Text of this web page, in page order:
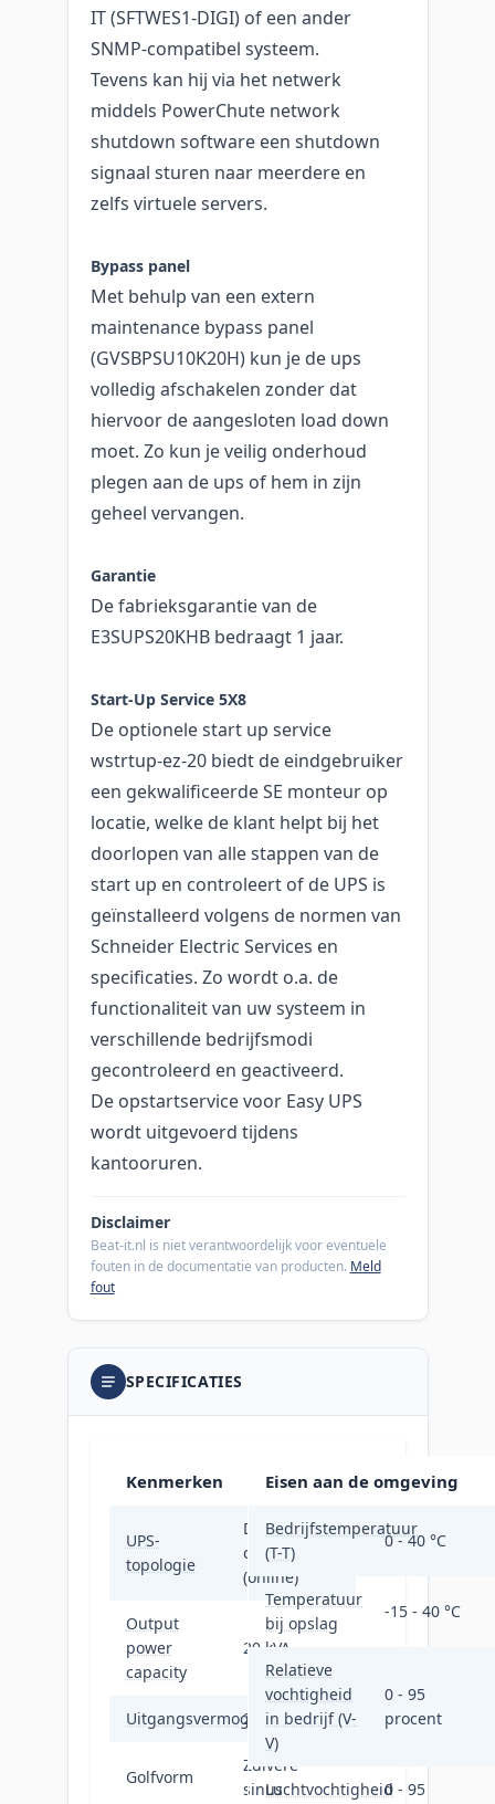
IT (SFTWES1-DIGI) of een ander
SNMP-compatibel systeem.
Tevens kan hij via het netwerk
middels PowerChute network
shutdown software een shutdown
signaal sturen naar meerdere en
zelfs virtuele servers.
Bypass panel
Met behulp van een extern
maintenance bypass panel
(GVSBPSU10K20H) kun je de ups
volledig afschakelen zonder dat
hiervoor de aangesloten load down
moet. Zo kun je veilig onderhoud
plegen aan de ups of hem in zijn
geheel vervangen.
Garantie
De fabrieksgarantie van de
E3SUPS20KHB bedraagt 1 jaar.
Start-Up Service 5X8
De optionele start up service
wstrtup-ez-20 biedt de eindgebruiker
een gekwalificeerde SE monteur op
locatie, welke de klant helpt bij het
doorlopen van alle stappen van de
start up en controleert of de UPS is
geïnstalleerd volgens de normen van
Schneider Electric Services en
specificaties. Zo wordt o.a. de
functionaliteit van uw systeem in
verschillende bedrijfsmodi
gecontroleerd en geactiveerd.
De opstartservice voor Easy UPS
wordt uitgevoerd tijdens
kantooruren.
Disclaimer
Beat-it.nl is niet verantwoordelijk voor eventuele
fouten in de documentatie van producten. Meld
fout
SPECIFICATIES
Kenmerken
UPS-
topologie
Dubbele
conversie
(online)
Output
power
capacity
20 kVA
Uitgangsvermogen20000 W
Golfvorm
Zuivere
sinus
Eisen aan de omgeving
Bedrijfstemperatuur
(T-T)
0 - 40 °C
Temperatuur
bij opslag
-15 - 40 °C
Relatieve
vochtigheid
in bedrijf (V-
V)
0 - 95
procent
Luchtvochtigheid0 - 95